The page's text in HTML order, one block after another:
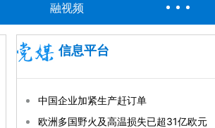
融视频
信息平台
中国企业加紧生产赶订单
欧洲多国野火及高温损失已超31亿欧元